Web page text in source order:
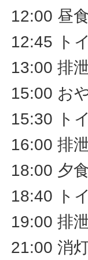
12:00 昼
12:45 ト
13:00 排
15:00 お
15:30 ト
16:00 排
18:00 夕
18:40 ト
19:00 排
21:00 消